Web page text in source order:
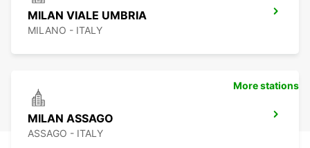
MILAN VIALE UMBRIA
MILANO - ITALY
MILAN ASSAGO
ASSAGO - ITALY
More stations